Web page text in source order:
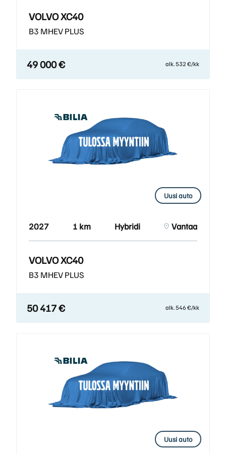
VOLVO XC40
B3 MHEV PLUS
49 000 € alk. 532 €/kk
Uusi auto
2027 1 km Hybridi Vantaa
VOLVO XC40
B3 MHEV PLUS
50 417 € alk. 546 €/kk
Uusi auto